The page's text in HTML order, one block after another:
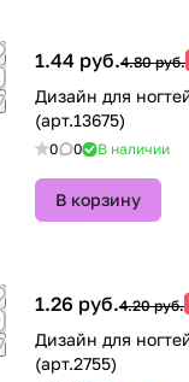
1.44 руб.4.80 руб.
Дизайн для ногтей в
(арт.13675)
0 0 В наличии
В корзину
1.26 руб.4.20 руб.
Дизайн для
(арт.2755)